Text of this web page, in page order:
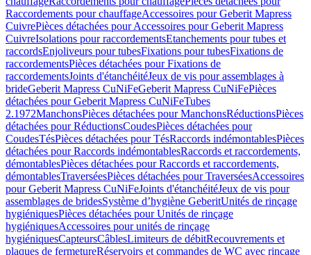
Raccordements pour chauffageAccessoires pour Geberit Mapress
CuivrePièces détachées pour Accessoires pour Geberit Mapress
CuivreIsolations pour raccordementsEtanchements pour tubes et
raccordsEnjoliveurs pour tubesFixations pour tubesFixations de
raccordementsPièces détachées pour Fixations de
raccordementsJoints d'étanchéitéJeux de vis pour assemblages à
brideGeberit Mapress CuNiFeGeberit Mapress CuNiFePièces
détachées pour Geberit Mapress CuNiFeTubes
2.1972ManchonsPièces détachées pour ManchonsRéductionsPièces
détachées pour RéductionsCoudesPièces détachées pour
CoudesTésPièces détachées pour TésRaccords indémontablesPièces
détachées pour Raccords indémontablesRaccords et raccordements,
démontablesPièces détachées pour Raccords et raccordements,
démontablesTraverséesPièces détachées pour TraverséesAccessoires
pour Geberit Mapress CuNiFeJoints d'étanchéitéJeux de vis pour
assemblages de bridesSystème d’hygiène GeberitUnités de rinçage
hygiéniquesPièces détachées pour Unités de rinçage
hygiéniquesAccessoires pour unités de rinçage
hygiéniquesCapteursCâblesLimiteurs de débitRecouvrements et
plaques de fermetureRéservoirs et commandes de WC avec rinçage